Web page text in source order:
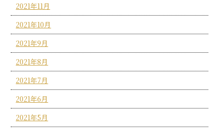
2021年11月
2021年10月
2021年9月
2021年8月
2021年7月
2021年6月
2021年5月